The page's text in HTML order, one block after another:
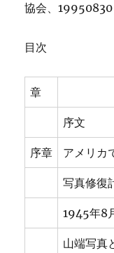
協会、19950830
目次
章
序文
序章 アメリカ
写真修復
1945年8
山端写真